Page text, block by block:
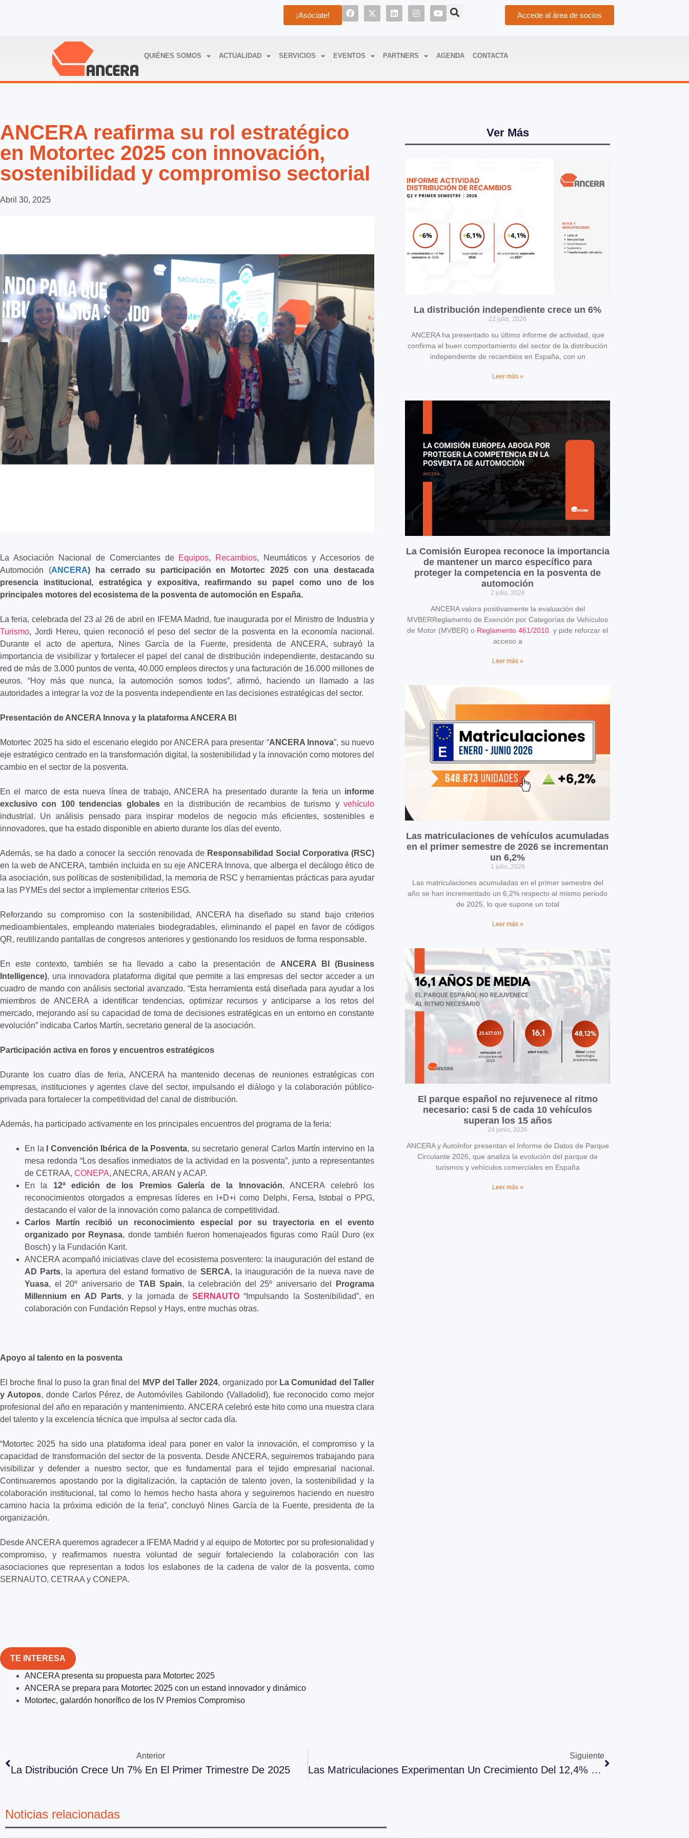
¡Asóciate! Accede al área de socios
QUIÉNES SOMOS ACTUALIDAD SERVICIOS EVENTOS PARTNERS AGENDA CONTACTA
ANCERA reafirma su rol estratégico
en Motortec 2025 con innovación,
sostenibilidad y compromiso sectorial
Abril 30, 2025
La Asociación Nacional de Comerciantes de Equipos, Recambios, Neumáticos y Accesorios de
Automoción (ANCERA) ha cerrado su participación en Motortec 2025 con una destacada
presencia institucional, estratégica y expositiva, reafirmando su papel como uno de los
principales motores del ecosistema de la posventa de automoción en España.
La feria, celebrada del 23 al 26 de abril en IFEMA Madrid, fue inaugurada por el Ministro de Industria y
Turismo, Jordi Hereu, quien reconoció el peso del sector de la posventa en la economía nacional.
Durante el acto de apertura, Nines García de la Fuente, presidenta de ANCERA, subrayó la
importancia de visibilizar y fortalecer el papel del canal de distribución independiente, destacando su
red de más de 3.000 puntos de venta, 40.000 empleos directos y una facturación de 16.000 millones de
euros. “Hoy más que nunca, la automoción somos todos”, afirmó, haciendo un llamado a las
autoridades a integrar la voz de la posventa independiente en las decisiones estratégicas del sector.
Presentación de ANCERA Innova y la plataforma ANCERA BI
Motortec 2025 ha sido el escenario elegido por ANCERA para presentar “ANCERA Innova”, su nuevo
eje estratégico centrado en la transformación digital, la sostenibilidad y la innovación como motores del
cambio en el sector de la posventa.
En el marco de esta nueva línea de trabajo, ANCERA ha presentado durante la feria un informe
exclusivo con 100 tendencias globalesen la distribución de recambios de turismo yvehículo
industrial. Un análisis pensado para inspirar modelos de negocio más eficientes, sostenibles e
innovadores, que ha estado disponible en abierto durante los días del evento.
Además, se ha dado a conocer la sección renovada de Responsabilidad Social Corporativa (RSC)
en la web de ANCERA, también incluida en su eje ANCERA Innova, que alberga el decálogo ético de
la asociación, sus políticas de sostenibilidad, la memoria de RSC y herramientas prácticas para ayudar
a las PYMEs del sector a implementar criterios ESG.
Reforzando su compromiso con la sostenibilidad, ANCERA ha diseñado su stand bajo criterios
medioambientales, empleando materiales biodegradables, eliminando el papel en favor de códigos
QR, reutilizando pantallas de congresos anteriores y gestionando los residuos de forma responsable.
En este contexto, también se ha llevado a cabo la presentación de ANCERA BI (Business
Intelligence), una innovadora plataforma digital que permite a las empresas del sector acceder a un
cuadro de mando con análisis sectorial avanzado. “Esta herramienta está diseñada para ayudar a los
miembros de ANCERA a identificar tendencias, optimizar recursos y anticiparse a los retos del
mercado, mejorando así su capacidad de toma de decisiones estratégicas en un entorno en constante
evolución” indicaba Carlos Martín, secretario general de la asociación.
Participación activa en foros y encuentros estratégicos
Durante los cuatro días de feria, ANCERA ha mantenido decenas de reuniones estratégicas con
empresas, instituciones y agentes clave del sector, impulsando el diálogo y la colaboración público-
privada para fortalecer la competitividad del canal de distribución.
Además, ha participado activamente en los principales encuentros del programa de la feria:
En la I Convención Ibérica de la Posventa, su secretario general Carlos Martín intervino en la
mesa redonda “Los desafíos inmediatos de la actividad en la posventa”, junto a representantes
de CETRAA, CONEPA, ANECRA, ARAN y ACAP.
En la 12ª edición de los Premios Galería de la Innovación, ANCERA celebró los
reconocimientos otorgados a empresas líderes en I+D+i como Delphi, Fersa, Istobal o PPG,
destacando el valor de la innovación como palanca de competitividad.
Carlos Martín recibió un reconocimiento especial por su trayectoria en el evento
organizado por Reynasa, donde también fueron homenajeados figuras como Raúl Duro (ex
Bosch) y la Fundación Karit.
ANCERA acompañó iniciativas clave del ecosistema posventero: la inauguración del estand de
AD Parts, la apertura del estand formativo de SERCA, la inauguración de la nueva nave de
Yuasa, el 20º aniversario de TAB Spain, la celebración del 25º aniversario del
Programa
Millennium en AD Parts, y la jornada de SERNAUTO “Impulsando la Sostenibilidad”, en
colaboración con Fundación Repsol y Hays, entre muchas otras.
Apoyo al talento en la posventa
El broche final lo puso la gran final del MVP del Taller 2024, organizado por La Comunidad del Taller
y Autopos, donde Carlos Pérez, de Automóviles Gabilondo (Valladolid), fue reconocido como mejor
profesional del año en reparación y mantenimiento. ANCERA celebró este hito como una muestra clara
del talento y la excelencia técnica que impulsa al sector cada día.
“Motortec 2025 ha sido una plataforma ideal para poner en valor la innovación, el compromiso y la
capacidad de transformación del sector de la posventa. Desde ANCERA, seguiremos trabajando para
visibilizar y defender a nuestro sector, que es fundamental para el tejido empresarial nacional.
Continuaremos apostando por la digitalización, la captación de talento joven, la sostenibilidad y la
colaboración institucional, tal como lo hemos hecho hasta ahora y seguiremos haciendo en nuestro
camino hacia la próxima edición de la feria”, concluyó Nines García de la Fuente, presidenta de la
organización.
Desde ANCERA queremos agradecer a IFEMA Madrid y al equipo de Motortec por su profesionalidad y
compromiso, y reafirmamos nuestra voluntad de seguir fortaleciendo la colaboración con las
asociaciones que representan a todos los eslabones de la cadena de valor de la posventa, como
SERNAUTO, CETRAA y CONEPA.
TE INTERESA
ANCERA presenta su propuesta para Motortec 2025
ANCERA se prepara para Motortec 2025 con un estand innovador y dinámico
Motortec, galardón honorífico de los IV Premios Compromiso
Ver Más
La distribución independiente crece un 6%
22 julio, 2026
ANCERA ha presentado su último informe de actividad, que
confirma el buen comportamiento del sector de la distribución
independiente de recambios en España, con un
Leer más »
La Comisión Europea reconoce la importancia
de mantener un marco específico para
proteger la competencia en la posventa de
automoción
2 julio, 2026
ANCERA valora positivamente la evaluación del
MVBERReglamento de Exención por Categorías de Vehículos
de Motor (MVBER) o Reglamento 461/2010 . y pide reforzar el
acceso a
Leer más »
Las matriculaciones de vehículos acumuladas
en el primer semestre de 2026 se incrementan
un 6,2%
1 julio, 2026
Las matriculaciones acumuladas en el primer semestre del
año se han incrementado un 6,2% respecto al mismo periodo
de 2025, lo que supone un total
Leer más »
El parque español no rejuvenece al ritmo
necesario: casi 5 de cada 10 vehículos
superan los 15 años
24 junio, 2026
ANCERA y AutoInfor presentan el Informe de Datos de Parque
Circulante 2026, que analiza la evolución del parque de
turismos y vehículos comerciales en España
Leer más »
Anterior
La Distribución Crece Un 7% En El Primer Trimestre De 2025
Siguiente
Las Matriculaciones Experimentan Un Crecimiento Del 12,4% En Los Cuatro Primeros Meses De 2025
Noticias relacionadas